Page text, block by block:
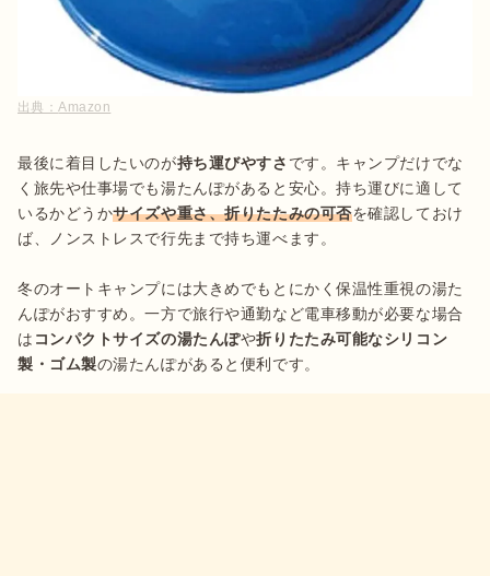
出典：Amazon
最後に着目したいのが持ち運びやすさ です。キャンプだけでな
く旅先や仕事場でも湯たんぽがあると安心。持ち運びに適して
いるかどうかサイズや重さ、折りたたみの可否を確認しておけ
ば、ノンストレスで行先まで持ち運べます。
冬のオートキャンプには大きめでもとにかく保温性重視の湯た
んぽがおすすめ。一方で旅行や通勤など電車移動が必要な場合
は コンパクトサイズの湯たんぽや折りたたみ可能なシリコン
製・ゴム製の湯たんぽがあると便利です。